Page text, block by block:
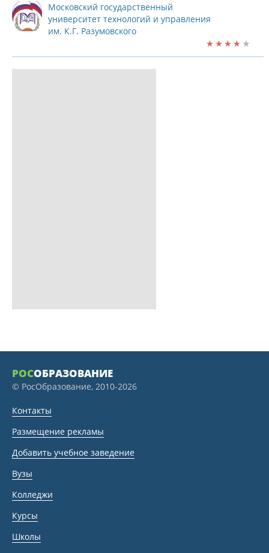
Московский государственный
университет технологий и управления
им. К.Г. Разумовского
РОСОБРАЗОВАНИЕ
© РосОбразование, 2010-2026
Контакты
Размещение рекламы
Добавить учебное заведение
Вузы
Колледжи
Курсы
Школы